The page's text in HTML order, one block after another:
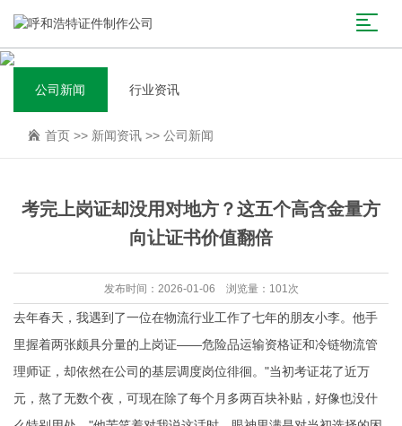
公司新闻 行业资讯
首页 >> 新闻资讯 >> 公司新闻
考完上岗证却没用对地方？这五个高含金量方
向让证书价值翻倍
发布时间：2026-01-06 浏览量：101次
去年春天，我遇到了一位在物流行业工作了七年的朋友小李。他手
里握着两张颇具分量的上岗证——危险品运输资格证和冷链物流管
理师证，却依然在公司的基层调度岗位徘徊。"当初考证花了近万
元，熬了无数个夜，可现在除了每个月多两百块补贴，好像也没什